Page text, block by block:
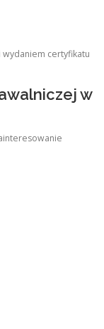
wydaniem certyfikatu
w